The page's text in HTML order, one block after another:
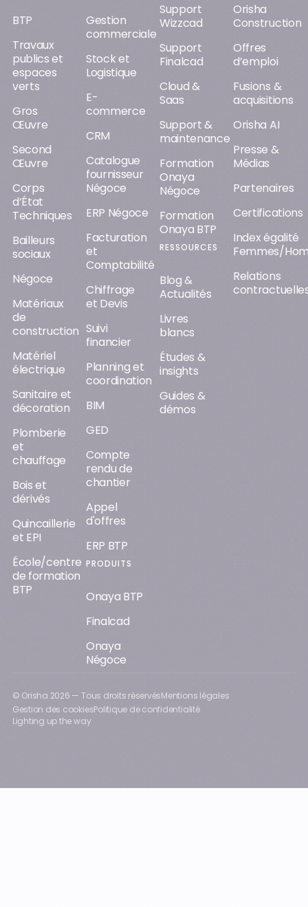
BTP
Travaux
publics et
espaces
verts
Gros
Œuvre
Second
Œuvre
Corps
d’État
Techniques
Bailleurs
sociaux
Négoce
Matériaux
de
construction
Matériel
électrique
Sanitaire et
décoration
Plomberie
et
chauffage
Bois et
dérivés
Quincaillerie
et EPI
École/centre
de formation
BTP
Gestion
commerciale
Stock et
Logistique
E-
commerce
CRM
Catalogue
fournisseur
Négoce
ERP Négoce
Facturation
et
Comptabilité
Chiffrage
et Devis
Suivi
financier
Planning et
coordination
BIM
GED
Compte
rendu de
chantier
Appel
d'offres
ERP BTP
PRODUITS
Onaya BTP
Finalcad
Onaya
Négoce
Support
Wizzcad
Support
Finalcad
Cloud &
Saas
Support &
maintenance
Formation
Onaya
Négoce
Formation
Onaya BTP
RESSOURCES
Blog &
Actualités
Livres
blancs
Études &
insights
Guides &
démos
Orisha
Construction
Offres
d’emploi
Fusions &
acquisitions
Orisha AI
Presse &
Médias
Partenaires
Certifications
Index égalité
Femmes/
Relations
© Orisha 2026 — Tous droits réservésMentions légales
Gestion des cookiesPolitique de confidentialité
Lighting up the way